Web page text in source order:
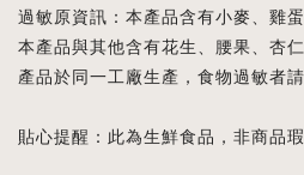
過敏原資訊：本產品含有小麥、雞
本產品與其他含有花生、腰果、杏
產品於同一工廠生產，食物過敏者請
貼心提醒：此為生鮮食品，非商品